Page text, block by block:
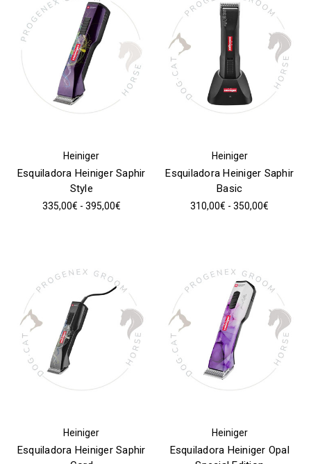
Heiniger
Esquiladora Heiniger Saphir
Style
335,00€ - 395,00€
Heiniger
Esquiladora Heiniger Saphir
Basic
310,00€ - 350,00€
Heiniger
Esquiladora Heiniger Saphir
Heiniger
Esquiladora Heiniger Opal